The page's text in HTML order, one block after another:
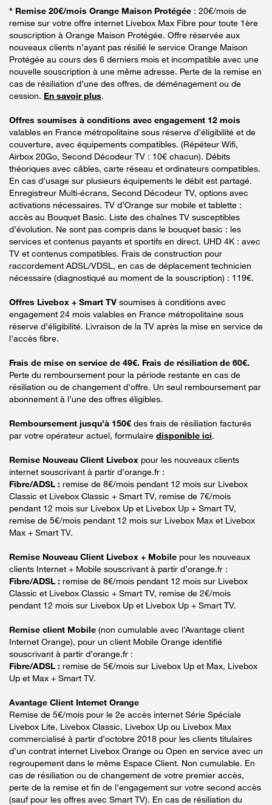
* Remise 20€/mois Orange Maison Protégée : 20€/mois de
remise sur votre offre internet Livebox Max Fibre pour toute 1ère
souscription à Orange Maison Protégée. Offre réservée aux
nouveaux clients n’ayant pas résilié le service Orange Maison
Protégée au cours des 6 derniers mois et incompatible avec une
nouvelle souscription à une même adresse. Perte de la remise en
cas de résiliation d’une des offres, de déménagement ou de
cession. En savoir plus.
Offres soumises à conditions avec engagement 12 mois
valables en France métropolitaine sous réserve d’éligibilité et de
couverture, avec équipements compatibles. (Répéteur Wifi,
Airbox 20Go, Second Décodeur TV : 10€ chacun). Débits
théoriques avec câbles, carte réseau et ordinateurs compatibles.
En cas d’usage sur plusieurs équipements le débit est partagé.
Enregistreur Multi-écrans, Second Décodeur TV, options avec
activations nécessaires. TV d’Orange sur mobile et tablette :
accès au Bouquet Basic. Liste des chaînes TV susceptibles
d’évolution. Ne sont pas compris dans le bouquet basic : les
services et contenus payants et sportifs en direct. UHD 4K : avec
TV et contenus compatibles. Frais de construction pour
raccordement ADSL/VDSL, en cas de déplacement technicien
nécessaire (diagnostiqué au moment de la souscription) : 119€.
Offres Livebox + Smart TV soumises à conditions avec
engagement 24 mois valables en France métropolitaine sous
réserve d’éligibilité. Livraison de la TV après la mise en service de
l'accès fibre.
Frais de mise en service de 49€. Frais de résiliation de 60€.
Perte du remboursement pour la période restante en cas de
résiliation ou de changement d'offre. Un seul remboursement par
abonnement à l’une des offres éligibles.
Remboursement jusqu’à 150€ des frais de résiliation facturés
par votre opérateur actuel, formulaire disponible ici.
Remise Nouveau Client Livebox pour les nouveaux clients
internet souscrivant à partir d’orange.fr :
Fibre/ADSL : remise de 8€/mois pendant 12 mois sur Livebox
Classic et Livebox Classic + Smart TV, remise de 7€/mois
pendant 12 mois sur Livebox Up et Livebox Up + Smart TV,
remise de 5€/mois pendant 12 mois sur Livebox Max et Livebox
Max + Smart TV.
Remise Nouveau Client Livebox + Mobile pour les nouveaux
clients Internet + Mobile souscrivant à partir d’orange.fr :
Fibre/ADSL : remise de 8€/mois pendant 12 mois sur Livebox
Classic et Livebox Classic + Smart TV, remise de 2€/mois
pendant 12 mois sur Livebox Up et Livebox Up + Smart TV.
Remise client Mobile (non cumulable avec l’Avantage client
Internet Orange), pour un client Mobile Orange identifié
souscrivant à partir d’orange.fr :
Fibre/ADSL : remise de 5€/mois sur Livebox Up et Max, Livebox
Up et Max + Smart TV.
Avantage Client Internet Orange
Remise de 5€/mois pour le 2e accès internet Série Spéciale
Livebox Lite, Livebox Classic, Livebox Up ou Livebox Max
commercialisé à partir d’octobre 2018 pour les clients titulaires
d’un contrat internet Livebox Orange ou Open en service avec un
regroupement dans le même Espace Client. Non cumulable. En
cas de résiliation ou de changement de votre premier accès,
perte de la remise et fin de l’engagement sur votre second accès
(sauf pour les offres avec Smart TV). En cas de résiliation du